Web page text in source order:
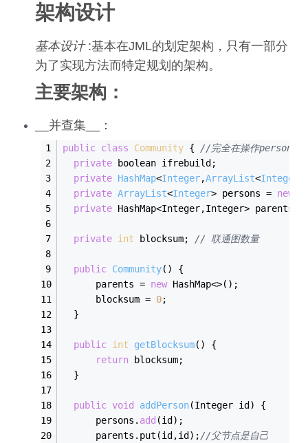
架构设计
基本设计:基本在JML的划定架构，只有一部分
为了实现方法而特定规划的架构。
主要架构：
__并查集__：
public class Community { //完全在操作persons
private boolean ifrebuild;
private HashMap<Integer,ArrayList<Integer
private ArrayList<Integer> persons = new
private HashMap<Integer,Integer> parents;
private int blocksum; // 联通图数量
public Community( )
{
      parents =
new HashMap<>();
      blocksum =
0;
  }
public int getBlocksum( )
{
return blocksum;
  }
public void addPerson(Integer id )
{
      persons.
add (id);
      parents.put(id,id);
//父节点是自己